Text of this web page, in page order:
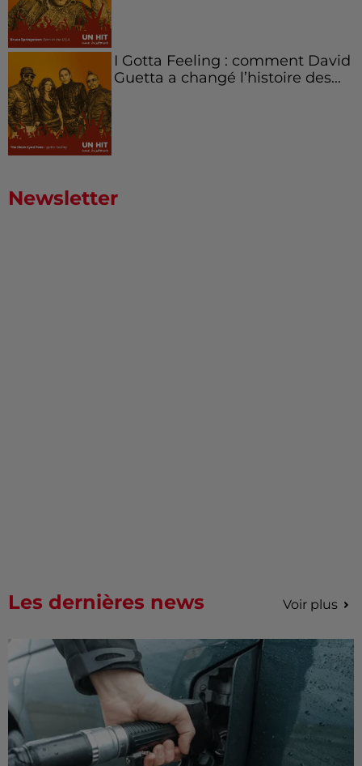
I Gotta Feeling : comment David
Guetta a changé l’histoire des...
Newsletter
Les dernières news Voir plus